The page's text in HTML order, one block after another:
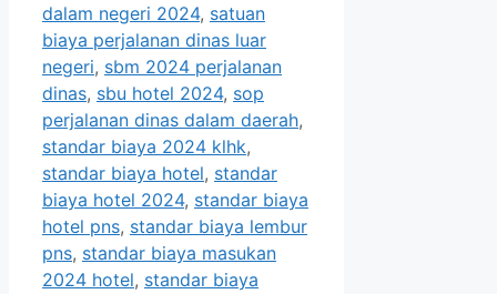
dalam negeri 2024, satuan
biaya perjalanan dinas luar
negeri, sbm 2024 perjalanan
dinas, sbu hotel 2024, sop
perjalanan dinas dalam daerah,
standar biaya 2024 klhk,
standar biaya hotel, standar
biaya hotel 2024, standar biaya
hotel pns, standar biaya lembur
pns, standar biaya masukan
2024 hotel, standar biaya